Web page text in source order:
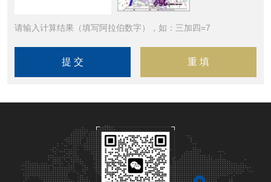
请输入计算结果（填写阿拉伯数字），如：三加四=7